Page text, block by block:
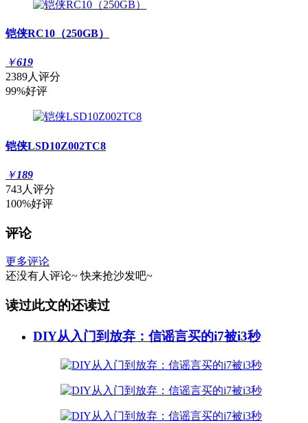
铠侠RC10（250GB）
￥619
2389人评分
99%好评
铠侠LSD10Z002TC8
￥189
743人评分
100%好评
评论
更多评论
还没有人评论~ 快来抢沙发吧~
读过此文的还读过
DIY从入门到放弃：信谣言买的i7被i3秒